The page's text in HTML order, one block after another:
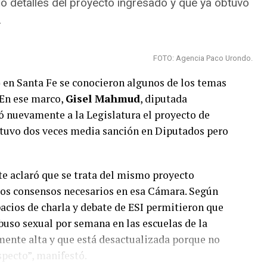
elaborado por el Observatorio Mumalá “el
la víctima conocía” y que bajó la proporción
de género y controlar las medidas de
de y fortalecer el tejido social”,
Latinoamericana
informe del📊
"Mujeres, Disidencias,
mas extrema de
los
FOTO: Agencia Paco Urondo.
Santa Fe se conocieron algunos de los temas
ese marco, Gisel Mahmud, diputada
a la Legislatura el proyecto de
dos veces media sanción en Diputados pero
aclaró que se trata del mismo proyecto
consensos necesarios en esa Cámara. Según
de charla y debate de ESI permitieron que
sexual por semana en las escuelas de la
alta y que está desactualizada porque no
manifestó.